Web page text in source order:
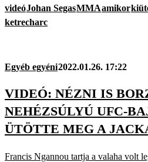
videóJohan SegasMMAamikor
ketrecharc
Egyéb egyéni2022.01.26. 17:22
VIDEÓ: NÉZNI IS
NEHÉZSÚLYÚ UFC-
ÜTÖTTE MEG A
Francis Ngannou tartja a valaha volt